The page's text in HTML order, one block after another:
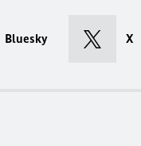
Bluesky X